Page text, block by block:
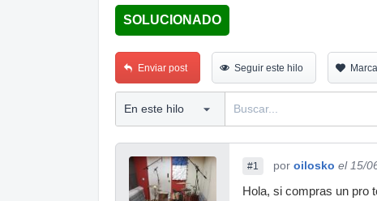
SOLUCIONADO
Enviar post Seguir este hilo
#1 por oilosko el 15/
Hola, si compras un pro